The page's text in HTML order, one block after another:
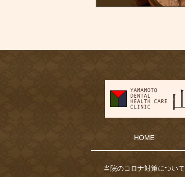
HOME
当院のコロナ対策について